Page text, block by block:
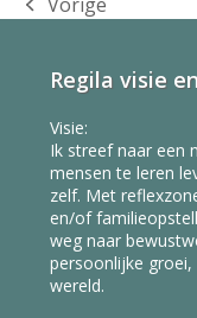
previous
Regila visie
Visie:
Ik streef naar een
mensen te leren
zelf. Met
en/of
weg naar
persoonlijke
wereld.